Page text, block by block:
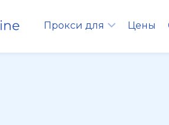
Прокси для Цены